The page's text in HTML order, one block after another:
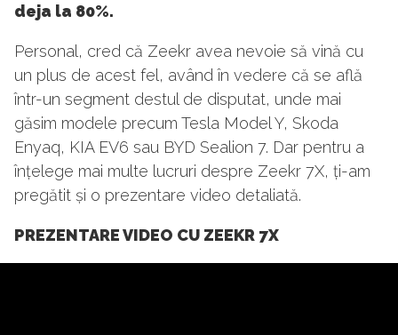
deja la 80%.
Personal, cred că Zeekr avea nevoie să vină cu
un plus de acest fel, având în vedere că se află
într-un segment destul de disputat, unde mai
găsim modele precum Tesla Model Y, Skoda
Enyaq, KIA EV6 sau BYD Sealion 7. Dar pentru a
înțelege mai multe lucruri despre Zeekr 7X, ți-am
pregătit și o prezentare video detaliată.
PREZENTARE VIDEO CU ZEEKR 7X